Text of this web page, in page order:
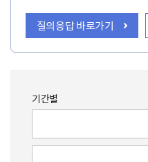
질의응답 바로가기
기간별